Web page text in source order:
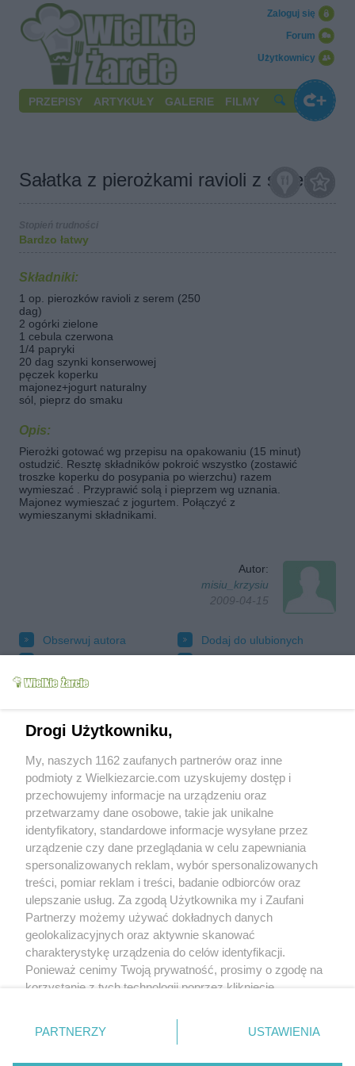
Użytkownicy
Forum
Zaloguj się
PRZEPISY ARTYKUŁY GALERIE FILMY
Sałatka z pierożkami ravioli z serem
Bardzo łatwy
Składniki:
1 op. pierozków ravioli z serem (250
dag)
2 ogórki zielone
1 cebula czerwona
1/4 papryki
20 dag szynki konserwowej
pęczek koperku
majonez+jogurt naturalny
sól, pieprz do smaku
Opis:
Pierożki gotować wg przepisu na opakowaniu (15 minut)
ostudzić. Resztę składników pokroić wszystko (zostawić
troszke koperku do posypania po wierzchu) razem
wymieszać . Przyprawić solą i pieprzem wg uznania.
Majonez wymieszać z jogurtem. Połączyć z
wymieszanymi składnikami.
Autor:
misiu_krzysiu
2009-04-15
Obserwuj autora
Dodaj do ulubionych
Drukuj
Grupy:
Sałatki i surówki
Tagi:
ogórek ravioli sałatka
ser
więcej tagów
Nikt jeszcze nie napisał opinii. Bądź pierwszy!
Drogi Użytkowniku,
My, naszych 1162 zaufanych partnerów oraz inne
podmioty z Wielkiezarcie.com uzyskujemy dostęp i
przechowujemy informacje na urządzeniu oraz
przetwarzamy dane osobowe, takie jak unikalne
identyfikatory, standardowe informacje wysyłane przez
urządzenie czy dane przeglądania w celu zapewniania
spersonalizowanych reklam, wybór spersonalizowanych
treści, pomiar reklam i treści, badanie odbiorców oraz
ulepszanie usług. Za zgodą Użytkownika my i Zaufani
Partnerzy możemy używać dokładnych danych
geolokalizacyjnych oraz aktywnie skanować
charakterystykę urządzenia do celów identyfikacji.
Ponieważ cenimy Twoją prywatność, prosimy o zgodę na
korzystanie z tych technologii poprzez kliknięcie
zmienić/wycofać klikając przycisk ustawień prywatności
znajdujący się w lewym dolnym rogu strony
rodzaje przetwarzania danych nie wymagają zgody
PARTNERZY USTAWIENIA